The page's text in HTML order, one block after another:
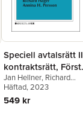
Speciell avtalsrätt
kontraktsrätt,
häftet - Särskilda
avtal
Jan Hellner, Richard
Hager,Annina H.
Persson
Häftad, 2023
549 kr